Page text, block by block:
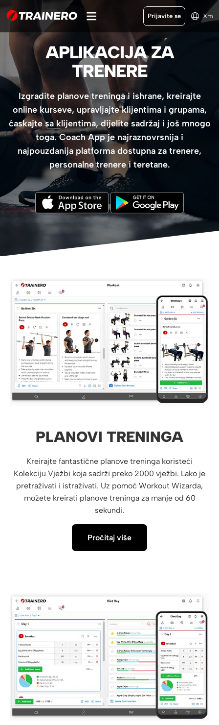
Prijavite se Xm
APLIKACIJA ZA
TRENERE
Izgradite planove treninga i ishrane, kreirajte
online kurseve, upravljajte klijentima i grupama,
ćaskajte sa klijentima, dijelite sadržaj i još mnogo
toga. Coach App je najraznovrsnija i
najpouzdanija platforma dostupna za trenere,
personalne trenere i teretane.
PLANOVI TRENINGA
Kreirajte fantastične planove treninga koristeći
Kolekciju Vježbi koja sadrži preko 2000 vježbi. Lako je
pretraživati i istraživati. Uz pomoć Workout Wizarda,
možete kreirati planove treninga za manje od 60
sekundi.
Pročitaj više